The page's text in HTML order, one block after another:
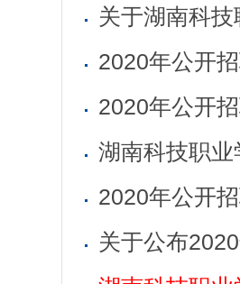
关于湖南科
2020年公开
2020年公开
湖南科技职
2020年公开
关于公布